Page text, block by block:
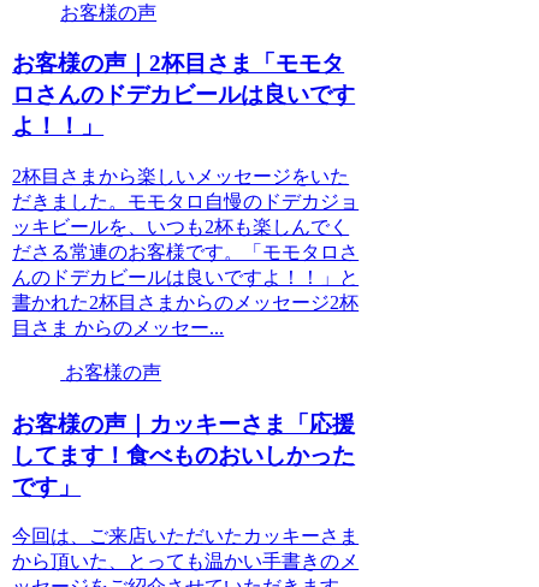
お客様の声
お客様の声｜2杯目さま「モモタ
ロさんのドデカビールは良いです
よ！！」
2杯目さまから楽しいメッセージをいた
だきました。モモタロ自慢のドデカジョ
ッキビールを、いつも2杯も楽しんでく
ださる常連のお客様です。「モモタロさ
んのドデカビールは良いですよ！！」と
書かれた2杯目さまからのメッセージ2杯
目さま からのメッセー...
お客様の声
お客様の声｜カッキーさま「応援
してます！食べものおいしかった
です」
今回は、ご来店いただいたカッキーさま
から頂いた、とっても温かい手書きのメ